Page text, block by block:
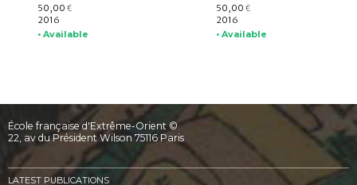
50,00 €
2016
• Available
50,00 €
2016
• Available
École française d'Extrême-Orient ©
22, av du Président Wilson 75116 Paris
LATEST PUBLICATIONS